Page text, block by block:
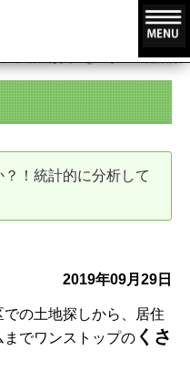
に不動産は買いなのか？！統計的
！統計的に分析して
2019年09月29日
の土地探しから、居住
でワンストップの くさ